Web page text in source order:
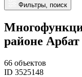
Фильтры, поиск
районе Арбат
66 объектов
ID 3525148